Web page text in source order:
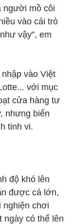
người mồ côi
vào cái trò
vậy”, em
vào Việt
với mục
cửa hàng tư
nhưng biến
tinh vi.
độ khó lên
được cá lớn,
nghiện chơi
ngày có thể lên